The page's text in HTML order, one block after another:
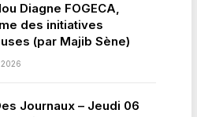
Diagne FOGECA,
des initiatives
(par Majib Sène)
Journaux – Jeudi 06